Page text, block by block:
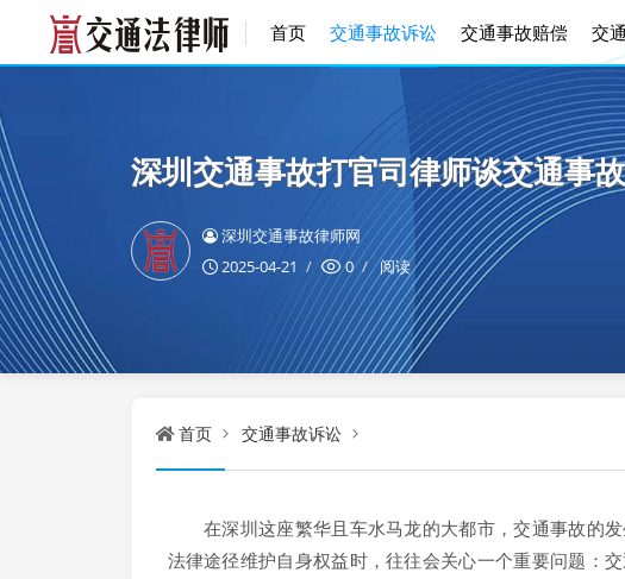
首页 交通事故诉讼 交通事故赔偿 交
深圳交通事故打官司律师谈交通事
深圳交通事故律师网
2025-04-21
0 阅读
首页 交通事故诉讼
在深圳这座繁华且车水马龙的大都市，交通事故的发
法律途径维护自身权益时，往往会关心一个重要问题：